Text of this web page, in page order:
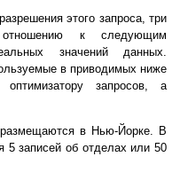
этого запроса, три
к следующим
значений данных.
в приводимых ниже
запросов, а
в Нью-Йорке. В
5 записей об отделах или 50